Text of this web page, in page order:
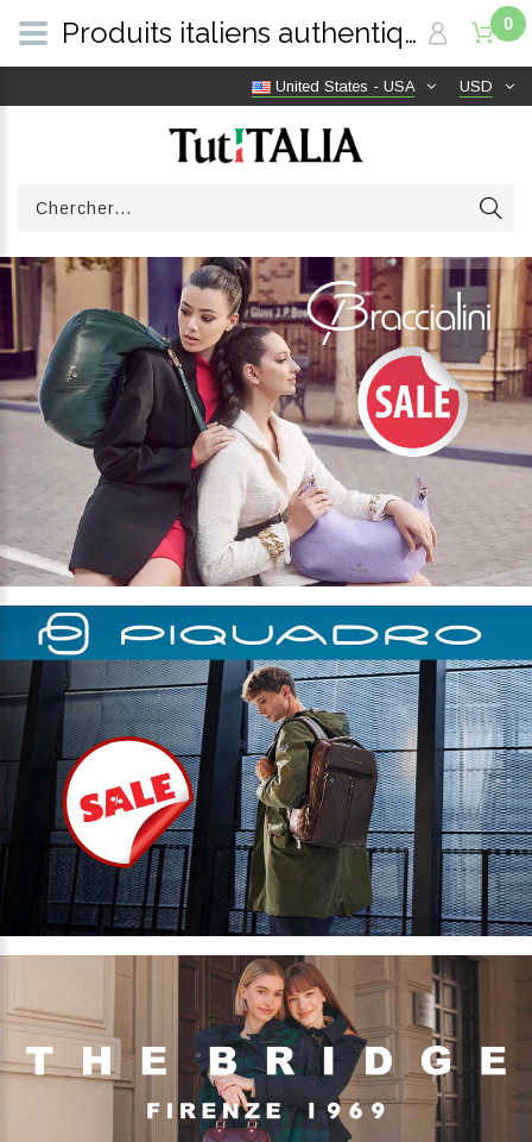
USD
United States - USA
0
Produits italiens authentiques, livraison gratuite dans le monde entier | TutITALIA